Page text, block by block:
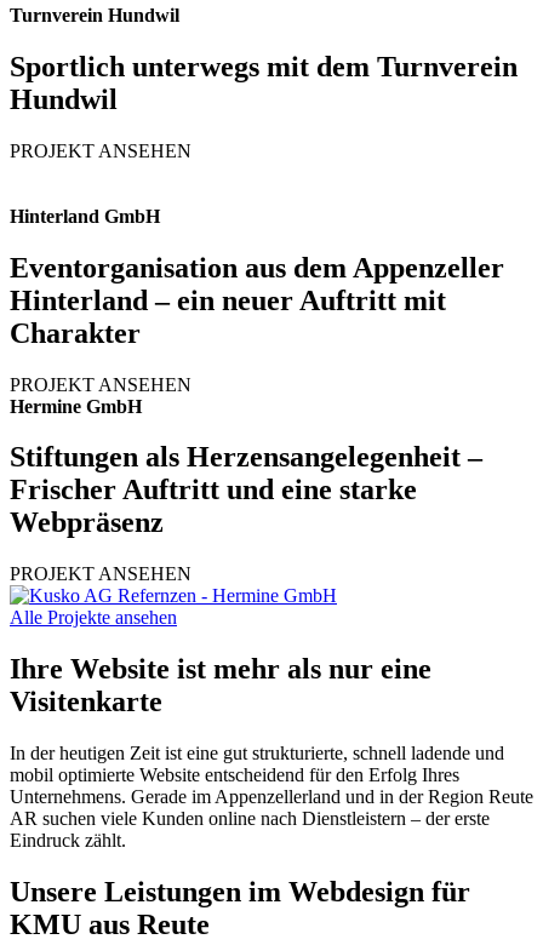
Turnverein Hundwil
Sportlich unterwegs mit dem Turnverein
Hundwil
PROJEKT ANSEHEN
Hinterland GmbH
Eventorganisation aus dem Appenzeller
Hinterland – ein neuer Auftritt mit
Charakter
PROJEKT ANSEHEN
Hermine GmbH
Stiftungen als Herzensangelegenheit –
Frischer Auftritt und eine starke
Webpräsenz
PROJEKT ANSEHEN
Alle Projekte ansehen
Ihre Website ist mehr als nur eine
Visitenkarte
In der heutigen Zeit ist eine gut strukturierte, schnell ladende und
mobil optimierte Website entscheidend für den Erfolg Ihres
Unternehmens. Gerade im Appenzellerland und in der Region Reute
AR suchen viele Kunden online nach Dienstleistern – der erste
Eindruck zählt.
Unsere Leistungen im Webdesign für
KMU aus Reute